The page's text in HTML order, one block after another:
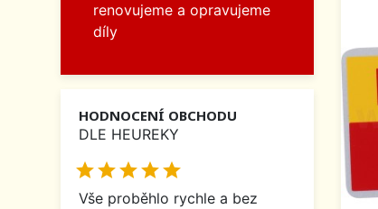
renovujeme a opravujeme
díly
HODNOCENÍ OBCHODU
DLE HEUREKY

Vše proběhlo rychle a bez